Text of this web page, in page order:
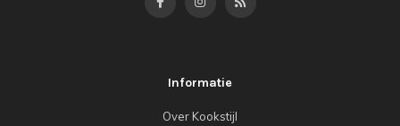
Informatie
Over Kookstijl